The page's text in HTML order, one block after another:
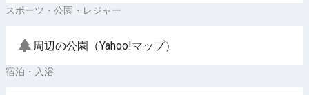
スポーツ・公園・レジャー
周辺の公園（Yahoo!マップ）
宿泊・入浴